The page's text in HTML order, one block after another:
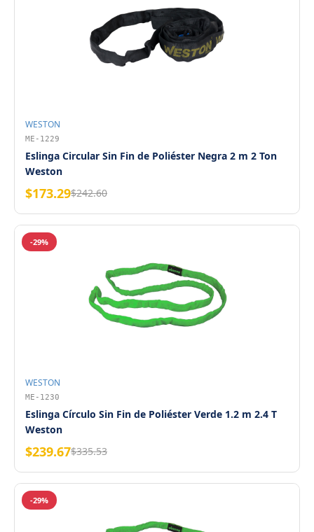
WESTON
ME-1229
Eslinga Circular Sin Fin de Poliéster Negra 2 m 2 Ton
Weston
$173.29$242.60
-29%
WESTON
ME-1230
Eslinga Círculo Sin Fin de Poliéster Verde 1.2 m 2.4 T
Weston
$239.67$335.53
-29%